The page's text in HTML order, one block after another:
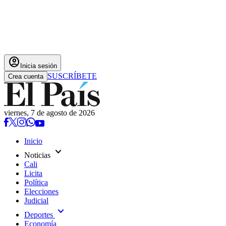
account_circle Inicia sesión
Crea cuenta SUSCRÍBETE
viernes, 7 de agosto de 2026
Inicio
Noticias expand_more
Cali
Licita
Política
Elecciones
Judicial
Deportes expand_more
Economía